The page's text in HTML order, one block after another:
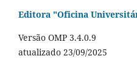
Editora "Oficina
Versão OMP 3.4.0.9
atualizado 23/09/2025